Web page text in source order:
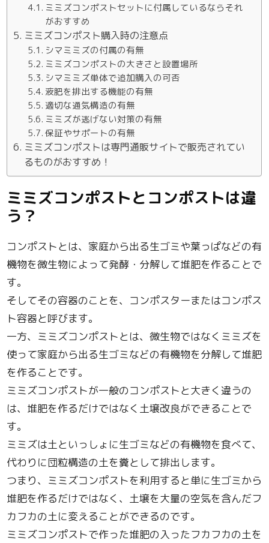
ミミズコンポストセットに付属しているならそれ
がおすすめ
ミミズコンポスト購入時の注意点
シマミミズの付属の有無
ミミズコンポストの大きさと設置場所
シマミミズ単体で追加購入の可否
液肥を排出する機能の有無
適切な通気構造の有無
ミミズが逃げない対策の有無
保証やサポートの有無
ミミズコンポストは専門通販サイトで販売されてい
るものがおすすめ！
ミミズコンポストとコンポストは違
う？
コンポストとは、家庭から出る生ゴミや葉っぱなどの有
機物を微生物によって発酵・分解して堆肥を作ることで
す。
そしてその容器のことを、コンポスターまたはコンポス
ト容器と呼びます。
一方、ミミズコンポストとは、微生物ではなくミミズを
使って家庭から出る生ゴミなどの有機物を分解して堆肥
を作ることです。
ミミズコンポストが一般のコンポストと大きく違うの
は、堆肥を作るだけではなく土壌改良ができることで
す。
ミミズは土といっしょに生ゴミなどの有機物を食べて、
代わりに団粒構造の土を糞として排出します。
つまり、ミミズコンポストを利用すると単に生ゴミから
堆肥を作るだけではなく、土壌を大量の空気を含んだフ
カフカの土に変えることができるのです。
ミミズコンポストで作った堆肥の入ったフカフカの土を